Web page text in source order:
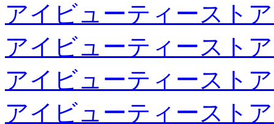
アイビューティースト
アイビューティースト
アイビューティースト
アイビューティースト